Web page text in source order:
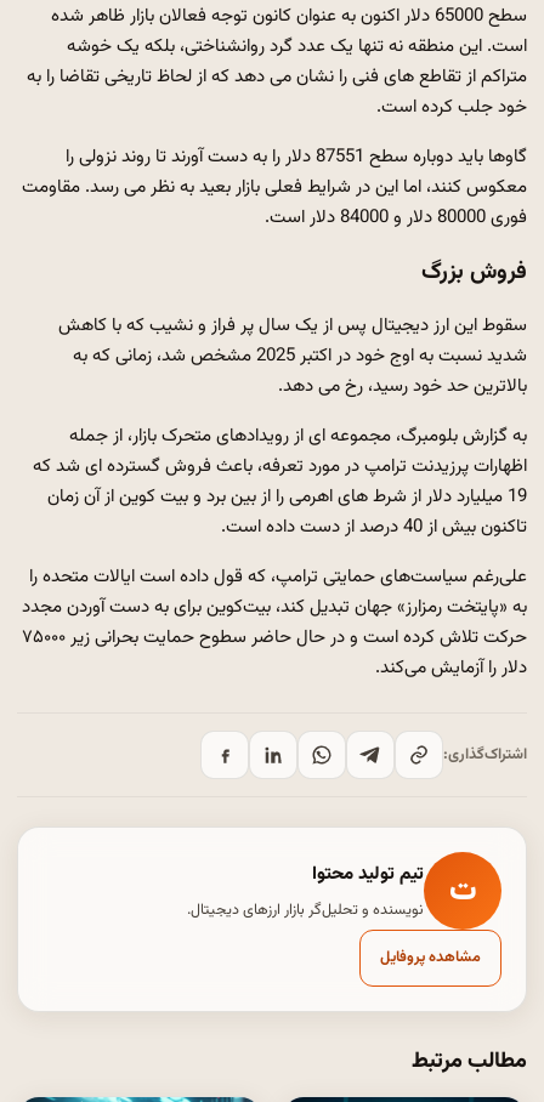
سطح 65000 دلار اکنون به عنوان کانون توجه فعالان بازار ظاهر شده
است. این منطقه نه تنها یک عدد گرد روانشناختی، بلکه یک خوشه
متراکم از تقاطع های فنی را نشان می دهد که از لحاظ تاریخی تقاضا را به
خود جلب کرده است.
گاوها باید دوباره سطح 87551 دلار را به دست آورند تا روند نزولی را
معکوس کنند، اما این در شرایط فعلی بازار بعید به نظر می رسد. مقاومت
فوری 80000 دلار و 84000 دلار است.
فروش بزرگ
سقوط این ارز دیجیتال پس از یک سال پر فراز و نشیب که با کاهش
شدید نسبت به اوج خود در اکتبر 2025 مشخص شد، زمانی که به
بالاترین حد خود رسید، رخ می دهد.
به گزارش بلومبرگ، مجموعه ای از رویدادهای متحرک بازار، از جمله
اظهارات پرزیدنت ترامپ در مورد تعرفه، باعث فروش گسترده ای شد که
19 میلیارد دلار از شرط های اهرمی را از بین برد و بیت کوین از آن زمان
تاکنون بیش از 40 درصد از دست داده است.
علی‌رغم سیاست‌های حمایتی ترامپ، که قول داده است ایالات متحده را
به «پایتخت رمزارز» جهان تبدیل کند، بیت‌کوین برای به دست آوردن مجدد
حرکت تلاش کرده است و در حال حاضر سطوح حمایت بحرانی زیر ۷۵۰۰۰
دلار را آزمایش می‌کند.
اشتراک‌گذاری:
ت تیم تولید محتوا
نویسنده و تحلیل‌گر بازار ارزهای دیجیتال.
مشاهده پروفایل
مطالب مرتبط